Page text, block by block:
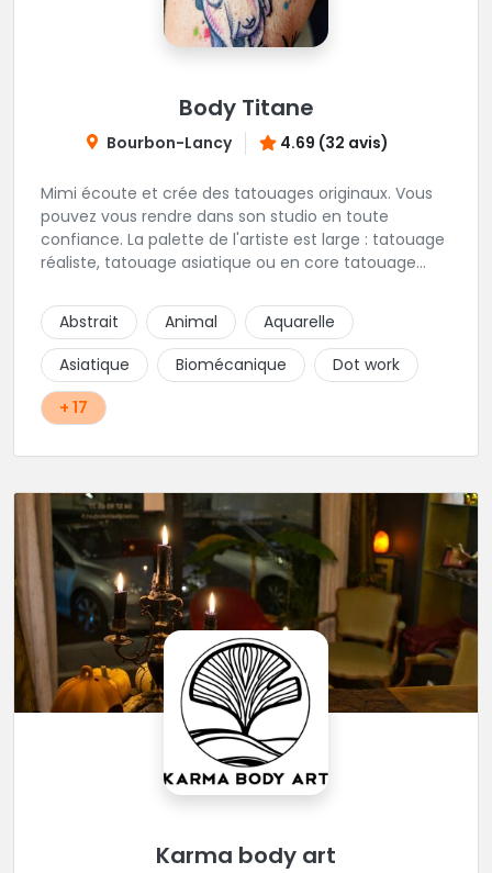
Body Titane
Bourbon-Lancy 4.69 (32 avis)
Mimi écoute et crée des tatouages originaux. Vous
pouvez vous rendre dans son studio en toute
confiance. La palette de l'artiste est large : tatouage
réaliste, tatouage asiatique ou en core tatouage
construire un projet qui vous ressemble.
Abstrait Animal
Aquarelle
Asiatique
Biomécanique
Dot work
+ 17
Karma body art